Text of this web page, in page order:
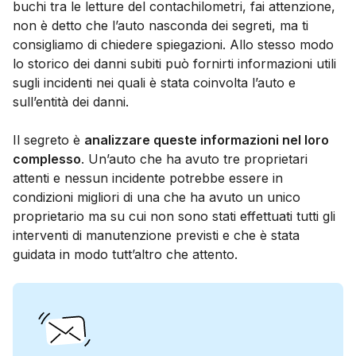
buchi tra le letture del contachilometri, fai attenzione,
non è detto che l’auto nasconda dei segreti, ma ti
consigliamo di chiedere spiegazioni. Allo stesso modo
lo storico dei danni subiti può fornirti informazioni utili
sugli incidenti nei quali è stata coinvolta l’auto e
sull’entità dei danni.
Il segreto è analizzare queste informazioni nel loro
complesso. Un’auto che ha avuto tre proprietari
attenti e nessun incidente potrebbe essere in
condizioni migliori di una che ha avuto un unico
proprietario ma su cui non sono stati effettuati tutti gli
interventi di manutenzione previsti e che è stata
guidata in modo tutt’altro che attento.